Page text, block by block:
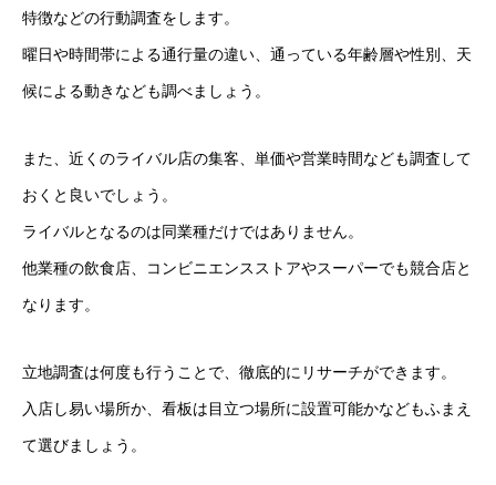
特徴などの行動調査をします。
曜日や時間帯による通行量の違い、通っている年齢層や性別、天
候による動きなども調べましょう。
また、近くのライバル店の集客、単価や営業時間なども調査して
おくと良いでしょう。
ライバルとなるのは同業種だけではありません。
他業種の飲食店、コンビニエンスストアやスーパーでも競合店と
なります。
立地調査は何度も行うことで、徹底的にリサーチができます。
入店し易い場所か、看板は目立つ場所に設置可能かなどもふまえ
て選びましょう。